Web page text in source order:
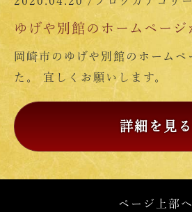
ゆげや別館のホームページ
岡崎市のゆげや別館のホームペ
た。 宜しくお願いします。
詳細を見る
ページ上部へ